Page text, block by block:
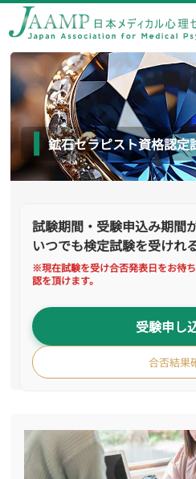
鉱石セラピスト資格認定
試験期間・受験申込み期間
いつでも検定試験を受けれ
※現在試験を受け合否発表日をお待
認を頂けます。
受験申し
合否結果